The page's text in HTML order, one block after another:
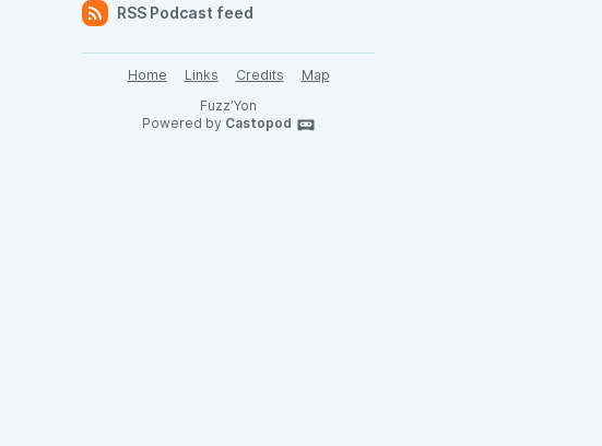
RSS Podcast feed
Home Links Credits
Map
Fuzz’Yon
Powered by Castopod